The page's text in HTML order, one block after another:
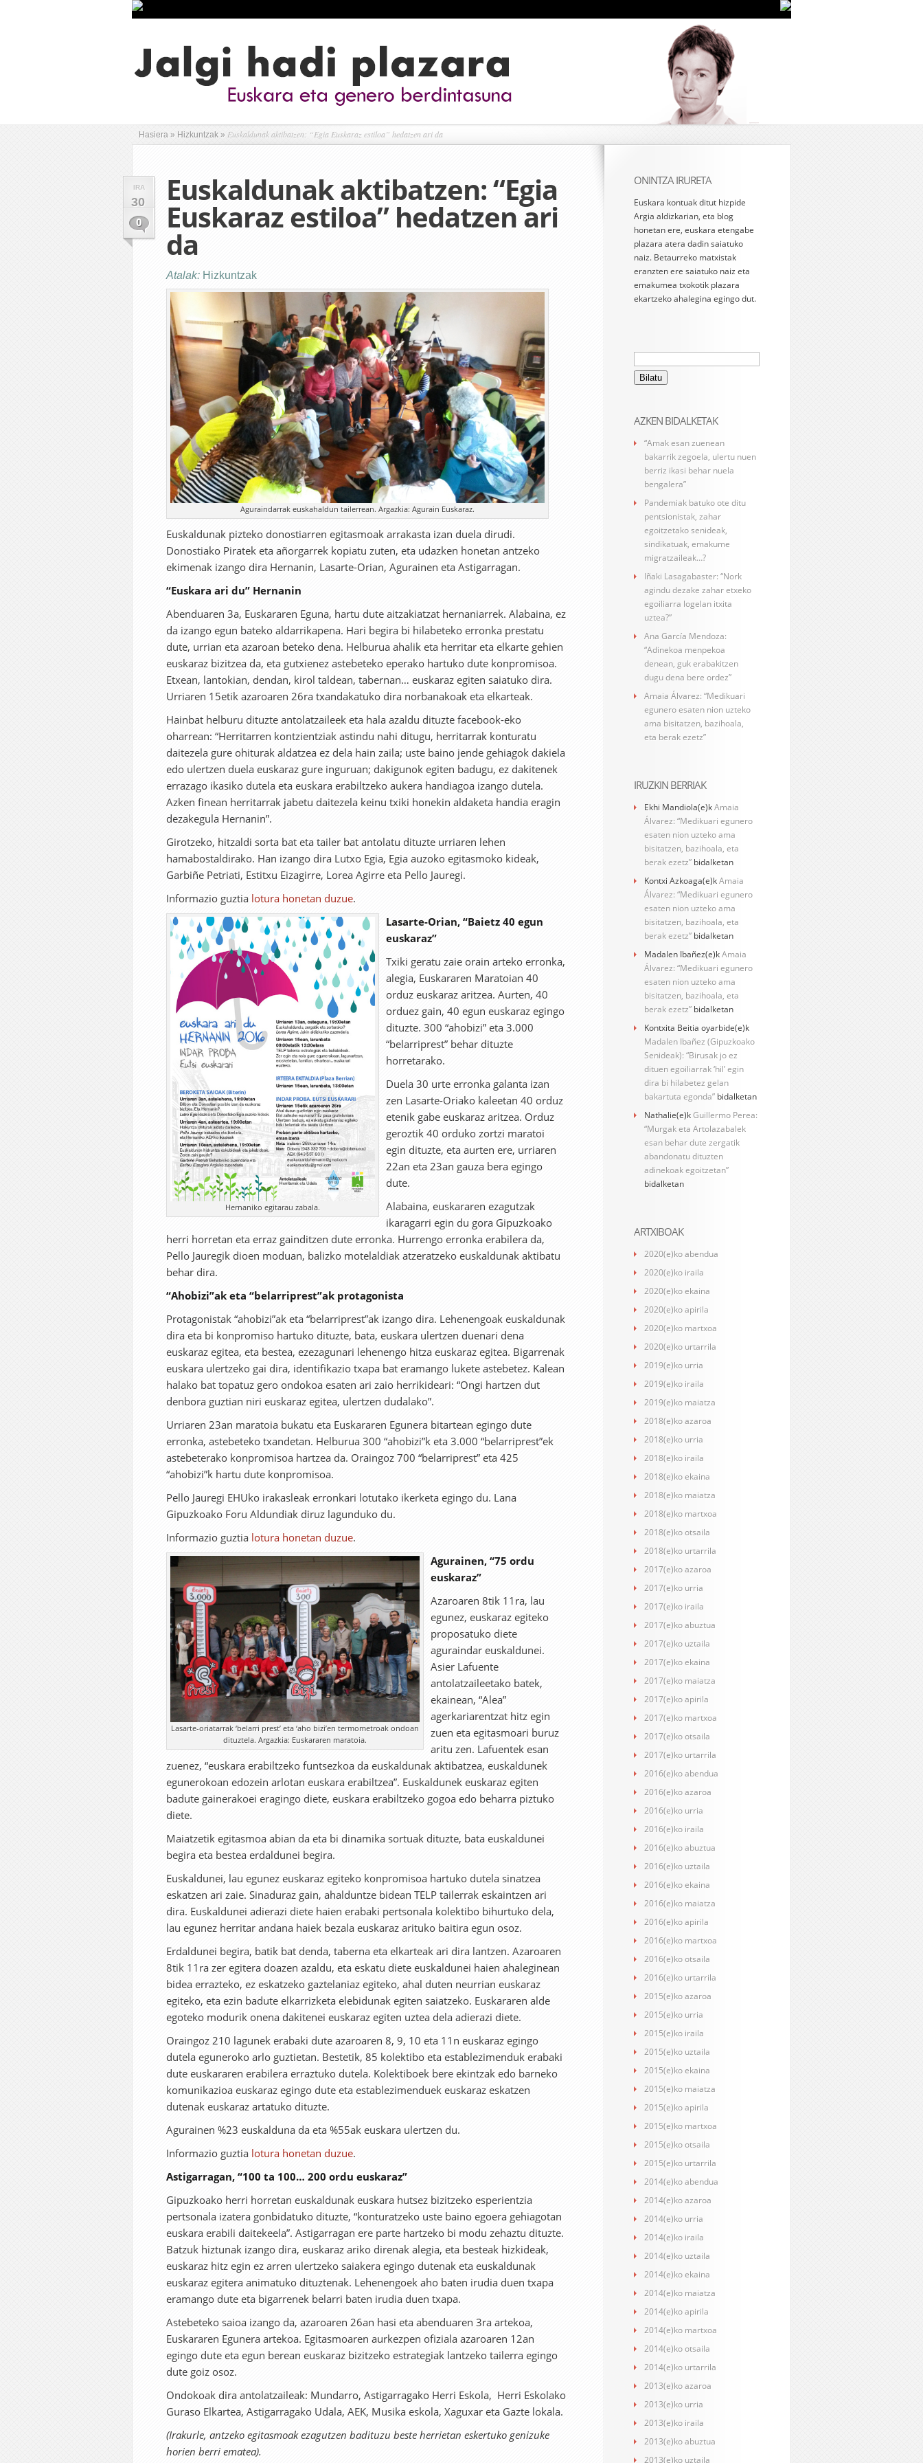
Hasiera » Hizkuntzak » Euskaldunak aktibatzen: “Egia Euskaraz estiloa” hedatzen ari da
IRA
30
0
Euskaldunak aktibatzen: “Egia
Euskaraz estiloa” hedatzen ari
da
Atalak: Hizkuntzak
Aguraindarrak euskahaldun tailerrean. Argazkia: Agurain Euskaraz.
Euskaldunak pizteko donostiarren egitasmoak arrakasta izan duela dirudi.
Donostiako Piratek eta añorgarrek kopiatu zuten, eta udazken honetan antzeko
ekimenak izango dira Hernanin, Lasarte-Orian, Agurainen eta Astigarragan.
“Euskara ari du” Hernanin
Abenduaren 3a, Euskararen Eguna, hartu dute aitzakiatzat hernaniarrek. Alabaina, ez
da izango egun bateko aldarrikapena. Hari begira bi hilabeteko erronka prestatu
dute, urrian eta azaroan beteko dena. Helburua ahalik eta herritar eta elkarte gehien
euskaraz bizitzea da, eta gutxienez astebeteko eperako hartuko dute konpromisoa.
Etxean, lantokian, dendan, kirol taldean, tabernan… euskaraz egiten saiatuko dira.
Urriaren 15etik azaroaren 26ra txandakatuko dira norbanakoak eta elkarteak.
Hainbat helburu dituzte antolatzaileek eta hala azaldu dituzte facebook-eko
oharrean: “Herritarren kontzientziak astindu nahi ditugu, herritarrak konturatu
daitezela gure ohiturak aldatzea ez dela hain zaila; uste baino jende gehiagok dakiela
edo ulertzen duela euskaraz gure inguruan; dakigunok egiten badugu, ez dakitenek
errazago ikasiko dutela eta euskara erabiltzeko aukera handiagoa izango dutela.
Azken finean herritarrak jabetu daitezela keinu txiki honekin aldaketa handia eragin
dezakegula Hernanin”.
Girotzeko, hitzaldi sorta bat eta tailer bat antolatu dituzte urriaren lehen
hamabostaldirako. Han izango dira Lutxo Egia, Egia auzoko egitasmoko kideak,
Garbiñe Petriati, Estitxu Eizagirre, Lorea Agirre eta Pello Jauregi.
Informazio guztia lotura honetan duzue.
Hernaniko egitarau zabala.
Lasarte-Orian, “Baietz 40 egun
euskaraz”
Txiki geratu zaie orain arteko erronka,
alegia, Euskararen Maratoian 40
orduz euskaraz aritzea. Aurten, 40
orduez gain, 40 egun euskaraz egingo
dituzte. 300 “ahobizi” eta 3.000
“belarriprest” behar dituzte
horretarako.
Duela 30 urte erronka galanta izan
zen Lasarte-Oriako kaleetan 40 orduz
etenik gabe euskaraz aritzea. Orduz
geroztik 40 orduko zortzi maratoi
egin dituzte, eta aurten ere, urriaren
22an eta 23an gauza bera egingo
dute.
Alabaina, euskararen ezagutzak
ikaragarri egin du gora Gipuzkoako
herri horretan eta erraz gainditzen dute erronka. Hurrengo erronka erabilera da,
Pello Jauregik dioen moduan, balizko motelaldiak atzeratzeko euskaldunak aktibatu
behar dira.
“Ahobizi”ak eta “belarriprest”ak protagonista
Protagonistak “ahobizi”ak eta “belarriprest”ak izango dira. Lehenengoak euskaldunak
dira eta bi konpromiso hartuko dituzte, bata, euskara ulertzen duenari dena
euskaraz egitea, eta bestea, ezezagunari lehenengo hitza euskaraz egitea. Bigarrenak
euskara ulertzeko gai dira, identifikazio txapa bat eramango lukete astebetez. Kalean
halako bat topatuz gero ondokoa esaten ari zaio herrikideari: “Ongi hartzen dut
denbora guztian niri euskaraz egitea, ulertzen dudalako”.
Urriaren 23an maratoia bukatu eta Euskararen Egunera bitartean egingo dute
erronka, astebeteko txandetan. Helburua 300 “ahobizi”k eta 3.000 “belarriprest”ek
astebeterako konpromisoa hartzea da. Oraingoz 700 “belarriprest” eta 425
“ahobizi”k hartu dute konpromisoa.
Pello Jauregi EHUko irakasleak erronkari lotutako ikerketa egingo du. Lana
Gipuzkoako Foru Aldundiak diruz lagunduko du.
Informazio guztia lotura honetan duzue.
Lasarte-oriatarrak ‘belarri prest’ eta ‘aho bizi’en termometroak ondoan
dituztela. Argazkia: Euskararen maratoia.
Agurainen, “75 ordu
euskaraz”
Azaroaren 8tik 11ra, lau
egunez, euskaraz egiteko
proposatuko diete
aguraindar euskaldunei.
Asier Lafuente
antolatzaileetako batek,
ekainean, “Alea”
agerkariarentzat hitz egin
zuen eta egitasmoari buruz
aritu zen. Lafuentek esan
zuenez, “euskara erabiltzeko funtsezkoa da euskaldunak aktibatzea, euskaldunek
egunerokoan edozein arlotan euskara erabiltzea”. Euskaldunek euskaraz egiten
badute gainerakoei eragingo diete, euskara erabiltzeko gogoa edo beharra piztuko
diete.
Maiatzetik egitasmoa abian da eta bi dinamika sortuak dituzte, bata euskaldunei
begira eta bestea erdaldunei begira.
Euskaldunei, lau egunez euskaraz egiteko konpromisoa hartuko dutela sinatzea
eskatzen ari zaie. Sinaduraz gain, ahalduntze bidean TELP tailerrak eskaintzen ari
dira. Euskaldunei adierazi diete haien erabaki pertsonala kolektibo bihurtuko dela,
lau egunez herritar andana haiek bezala euskaraz arituko baitira egun osoz.
Erdaldunei begira, batik bat denda, taberna eta elkarteak ari dira lantzen. Azaroaren
8tik 11ra zer egitera doazen azaldu, eta eskatu diete euskaldunei haien ahaleginean
bidea errazteko, ez eskatzeko gaztelaniaz egiteko, ahal duten neurrian euskaraz
egiteko, eta ezin badute elkarrizketa elebidunak egiten saiatzeko. Euskararen alde
egoteko modurik onena dakitenei euskaraz egiten uztea dela adierazi diete.
Oraingoz 210 lagunek erabaki dute azaroaren 8, 9, 10 eta 11n euskaraz egingo
dutela eguneroko arlo guztietan. Bestetik, 85 kolektibo eta establezimenduk erabaki
dute euskararen erabilera erraztuko dutela. Kolektiboek bere ekintzak edo barneko
komunikazioa euskaraz egingo dute eta establezimenduek euskaraz eskatzen
dutenak euskaraz artatuko dituzte.
Agurainen %23 euskalduna da eta %55ak euskara ulertzen du.
Informazio guztia lotura honetan duzue.
Astigarragan, “100 ta 100… 200 ordu euskaraz”
Gipuzkoako herri horretan euskaldunak euskara hutsez bizitzeko esperientzia
pertsonala izatera gonbidatuko dituzte, “konturatzeko uste baino egoera gehiagotan
euskara erabili daitekeela”. Astigarragan ere parte hartzeko bi modu zehaztu dituzte.
Batzuk hiztunak izango dira, euskaraz ariko direnak alegia, eta besteak hizkideak,
euskaraz hitz egin ez arren ulertzeko saiakera egingo dutenak eta euskaldunak
euskaraz egitera animatuko dituztenak. Lehenengoek aho baten irudia duen txapa
eramango dute eta bigarrenek belarri baten irudia duen txapa.
Astebeteko saioa izango da, azaroaren 26an hasi eta abenduaren 3ra artekoa,
Euskararen Egunera artekoa. Egitasmoaren aurkezpen ofiziala azaroaren 12an
egingo dute eta egun berean euskaraz bizitzeko estrategiak lantzeko tailerra egingo
dute goiz osoz.
Ondokoak dira antolatzaileak: Mundarro, Astigarragako Herri Eskola, Herri Eskolako
Guraso Elkartea, Astigarragako Udala, AEK, Musika eskola, Xaguxar eta Gazte lokala.
(Irakurle, antzeko egitasmoak ezagutzen badituzu beste herrietan eskertuko genizuke
horien berri ematea).
ONINTZA IRURETA
Euskara kontuak ditut hizpide
Argia aldizkarian, eta blog
honetan ere, euskara etengabe
plazara atera dadin saiatuko
naiz. Betaurreko matxistak
eranzten ere saiatuko naiz eta
emakumea txokotik plazara
ekartzeko ahalegina egingo dut.
Bilatu:
AZKEN BIDALKETAK
“Amak esan zuenean
bakarrik zegoela, ulertu nuen
berriz ikasi behar nuela
bengalera”
Pandemiak batuko ote ditu
pentsionistak, zahar
egoitzetako senideak,
sindikatuak, emakume
migratzaileak…?
Iñaki Lasagabaster: “Nork
agindu dezake zahar etxeko
egoiliarra logelan itxita
uztea?”
Ana García Mendoza:
“Adinekoa menpekoa
denean, guk erabakitzen
dugu dena bere ordez”
Amaia Álvarez: “Medikuari
egunero esaten nion uzteko
ama bisitatzen, bazihoala,
eta berak ezetz”
IRUZKIN BERRIAK
Ekhi Mandiola(e)kAmaia
Álvarez: “Medikuari egunero
esaten nion uzteko ama
bisitatzen, bazihoala, eta
berak ezetz” bidalketan
Kontxi Azkoaga(e)kAmaia
Álvarez: “Medikuari egunero
esaten nion uzteko ama
bisitatzen, bazihoala, eta
berak ezetz” bidalketan
Madalen Ibañez(e)kAmaia
Álvarez: “Medikuari egunero
esaten nion uzteko ama
bisitatzen, bazihoala, eta
berak ezetz” bidalketan
Kontxita Beitia oyarbide(e)k
Madalen Ibañez (Gipuzkoako
Senideak): “Birusak jo ez
dituen egoiliarrak ‘hil’ egin
dira bi hilabetez gelan
bakartuta egonda” bidalketan
Nathalie(e)kGuillermo Perea:
“Murgak eta Artolazabalek
esan behar dute zergatik
abandonatu dituzten
adinekoak egoitzetan”
bidalketan
ARTXIBOAK
2020(e)ko abendua
2020(e)ko iraila
2020(e)ko ekaina
2020(e)ko apirila
2020(e)ko martxoa
2020(e)ko urtarrila
2019(e)ko urria
2019(e)ko iraila
2019(e)ko maiatza
2018(e)ko azaroa
2018(e)ko urria
2018(e)ko iraila
2018(e)ko ekaina
2018(e)ko maiatza
2018(e)ko martxoa
2018(e)ko otsaila
2018(e)ko urtarrila
2017(e)ko azaroa
2017(e)ko urria
2017(e)ko iraila
2017(e)ko abuztua
2017(e)ko uztaila
2017(e)ko ekaina
2017(e)ko maiatza
2017(e)ko apirila
2017(e)ko martxoa
2017(e)ko otsaila
2017(e)ko urtarrila
2016(e)ko abendua
2016(e)ko azaroa
2016(e)ko urria
2016(e)ko iraila
2016(e)ko abuztua
2016(e)ko uztaila
2016(e)ko ekaina
2016(e)ko maiatza
2016(e)ko apirila
2016(e)ko martxoa
2016(e)ko otsaila
2016(e)ko urtarrila
2015(e)ko azaroa
2015(e)ko urria
2015(e)ko iraila
2015(e)ko uztaila
2015(e)ko ekaina
2015(e)ko maiatza
2015(e)ko apirila
2015(e)ko martxoa
2015(e)ko otsaila
2015(e)ko urtarrila
2014(e)ko abendua
2014(e)ko azaroa
2014(e)ko urria
2014(e)ko iraila
2014(e)ko uztaila
2014(e)ko ekaina
2014(e)ko maiatza
2014(e)ko apirila
2014(e)ko martxoa
2014(e)ko otsaila
2014(e)ko urtarrila
2013(e)ko azaroa
2013(e)ko urria
2013(e)ko iraila
2013(e)ko abuztua
2013(e)ko uztaila